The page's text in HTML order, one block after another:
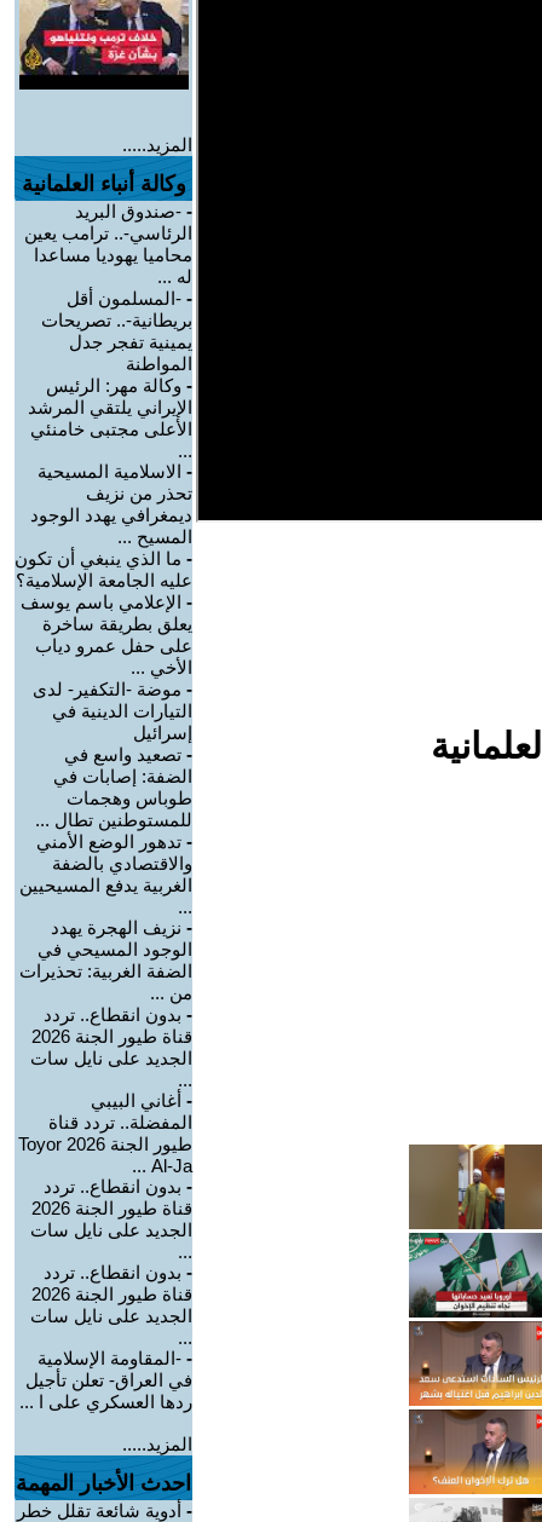
المزيد.....
وكالة أنباء العلمانية
- -صندوق البريد
الرئاسي-.. ترامب يعين
محاميا يهوديا مساعدا
له ...
- -المسلمون أقل
بريطانية-.. تصريحات
يمينية تفجر جدل
المواطنة
- وكالة مهر: الرئيس
الإيراني يلتقي المرشد
الأعلى مجتبى خامنئي
...
- الاسلامية المسيحية
تحذر من نزيف
ديمغرافي يهدد الوجود
المسيح ...
- ما الذي ينبغي أن تكون
عليه الجامعة الإسلامية؟
- الإعلامي باسم يوسف
يعلق بطريقة ساخرة
على حفل عمرو دياب
الأخي ...
- موضة -التكفير- لدى
التيارات الدينية في
إسرائيل
- تصعيد واسع في
الضفة: إصابات في
طوباس وهجمات
للمستوطنين تطال ...
- تدهور الوضع الأمني
والاقتصادي بالضفة
الغربية يدفع المسيحيين
...
- نزيف الهجرة يهدد
الوجود المسيحي في
الضفة الغربية: تحذيرات
من ...
- بدون انقطاع.. تردد
قناة طيور الجنة 2026
الجديد على نايل سات
...
- أغاني البيبي
المفضلة.. تردد قناة
طيور الجنة 2026 Toyor
Al-Ja ...
- بدون انقطاع.. تردد
قناة طيور الجنة 2026
الجديد على نايل سات
...
- بدون انقطاع.. تردد
قناة طيور الجنة 2026
الجديد على نايل سات
...
- -المقاومة الإسلامية
في العراق- تعلن تأجيل
ردها العسكري على ا ...
المزيد.....
احدث الأخبار المهمة
- أدوية شائعة تقلل خطر